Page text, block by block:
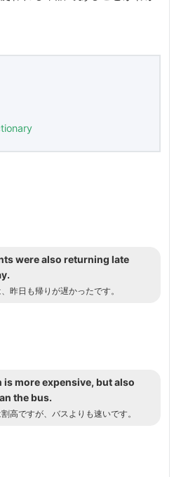
were also returning late
昨日も帰りが遅かったです。
is more expensive, but also
the bus.
高ですが、バスよりも速いです。